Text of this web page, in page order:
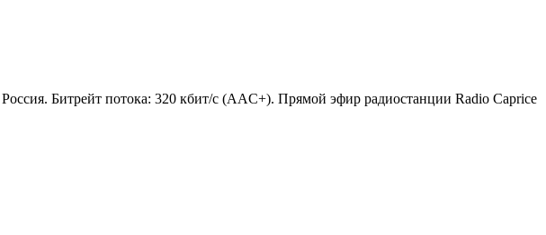
Битрейт потока: 320 кбит/с (AAC+). Прямой эфир радиостанции Radio Caprice